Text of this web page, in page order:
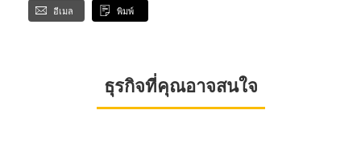
อีเมล พิมพ์
ธุรกิจที่คุณอาจสนใจ